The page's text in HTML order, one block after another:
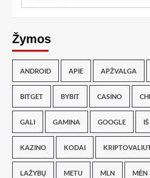
Žymos
ANDROID APIE APŽVALGA
BITGET BYBIT CASINO
GALI GAMINA GOOGLE IŠ
KAZINO KODAI
LAŽYBŲ METU MLN MĖN